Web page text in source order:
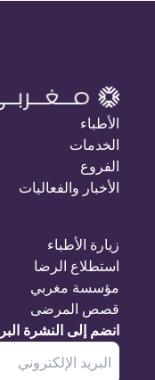
الأطباء
الخدمات
الفروع
الأخبار والفعاليات
زيارة الأطباء
استطلاع الرضا
مؤسسة مغربي
قصص المرضى
انضم إلى النشرة